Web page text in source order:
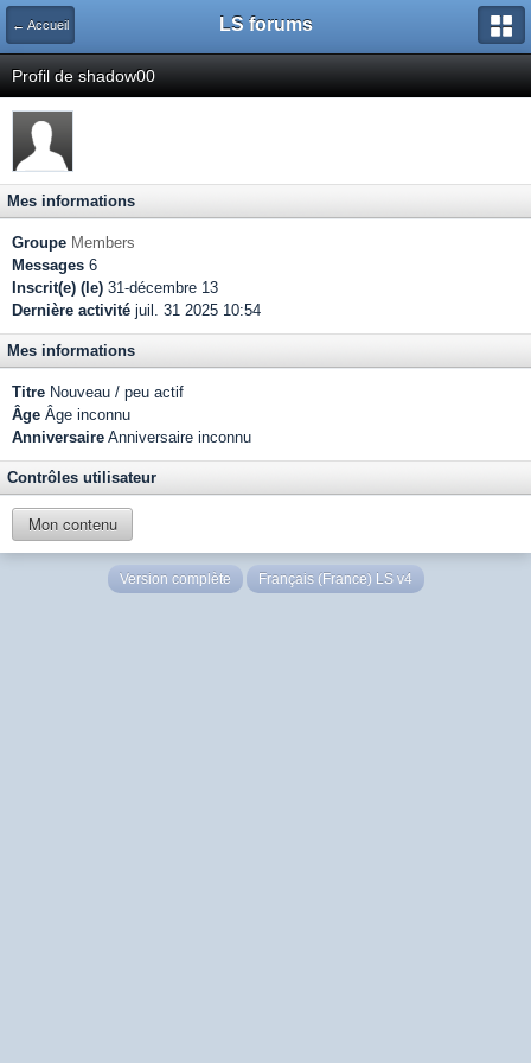
← Accueil LS forums
Profil de shadow00
Mes informations
Groupe Members
Messages 6
Inscrit(e) (le) 31-décembre 13
Dernière activité juil. 31 2025 10:54
Mes informations
Titre Nouveau / peu actif
Âge Âge inconnu
Anniversaire Anniversaire inconnu
Contrôles utilisateur
Mon contenu
Version complète Français (France) LS v4